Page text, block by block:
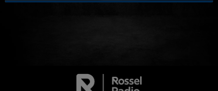
LA TEAM DE L'ÉTÉ